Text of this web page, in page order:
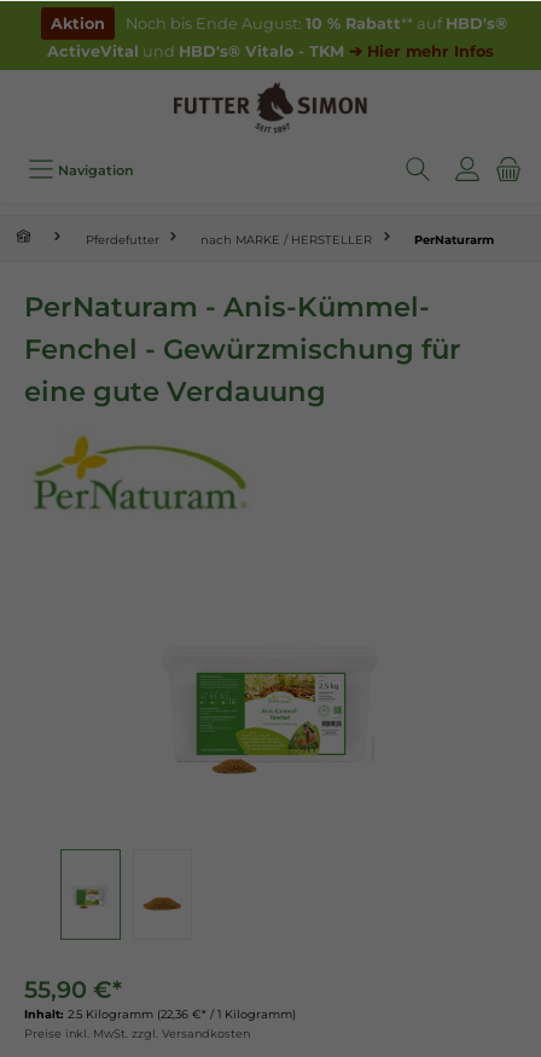
springen
Aktion Noch bis Ende August: 10 % Rabatt** auf HBD's®
ActiveVital und HBD's® Vitalo - TKM ➔ Hier mehr Infos
Navigation
Pferdefutter nach MARKE / HERSTELLER PerNaturarm
PerNaturam - Anis-Kümmel-
Fenchel - Gewürzmischung für
eine gute Verdauung
55,90 €*
Inhalt: 2.5 Kilogramm (22,36 €* / 1 Kilogramm)
Preise inkl. MwSt. zzgl. Versandkosten